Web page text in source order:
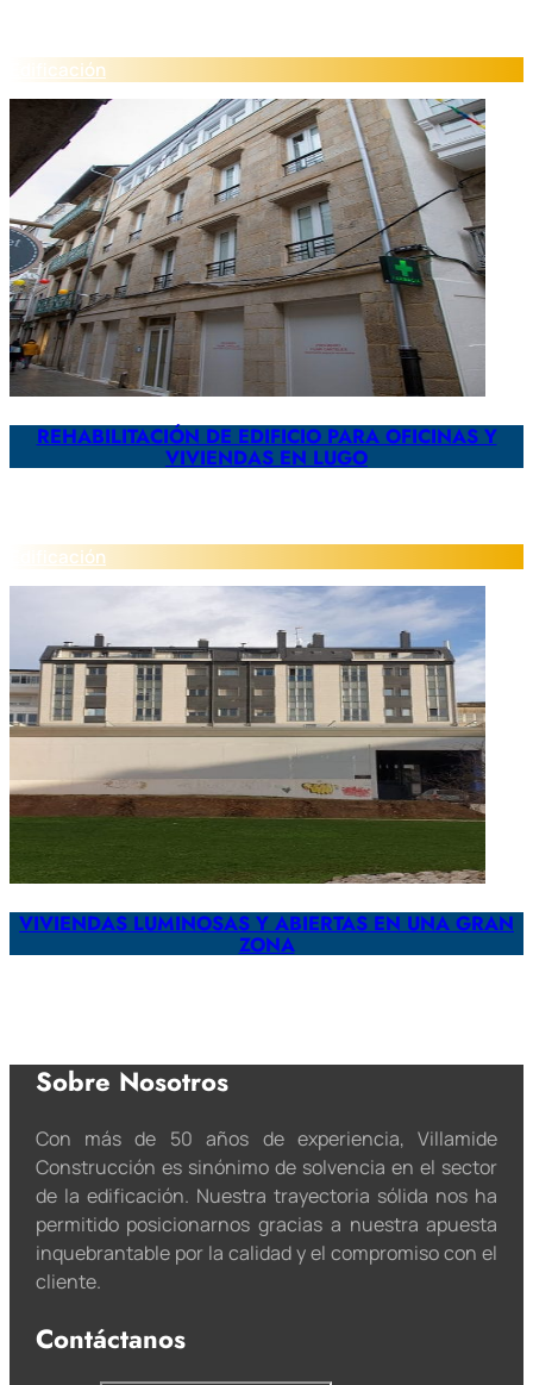
Edificación
REHABILITACIÓN DE EDIFICIO PARA OFICINAS Y
VIVIENDAS EN LUGO
Edificación
VIVIENDAS LUMINOSAS Y ABIERTAS EN UNA GRAN
ZONA
Sobre Nosotros
Con más de 50 años de experiencia, Villamide
Construcción es sinónimo de solvencia en el sector
de la edificación. Nuestra trayectoria sólida nos ha
permitido posicionarnos gracias a nuestra apuesta
inquebrantable por la calidad y el compromiso con el
cliente.
Contáctanos